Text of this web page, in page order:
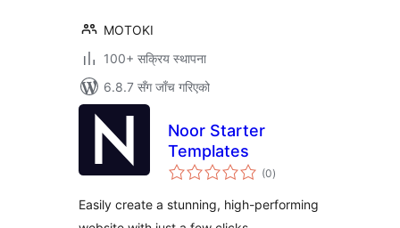
MOTOKI
100+ सक्रिय स्थापना
6.8.7 सँग जाँच गरिएको
Noor Starter
Templates
(0कुल
रेटिङ्गहरू
)
Easily create a stunning, high-performing